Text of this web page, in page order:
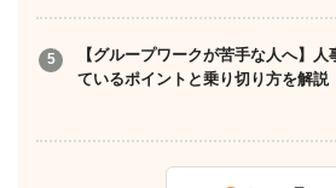
【グループワークが苦手な人へ】人
ているポイントと乗り切り方を解説